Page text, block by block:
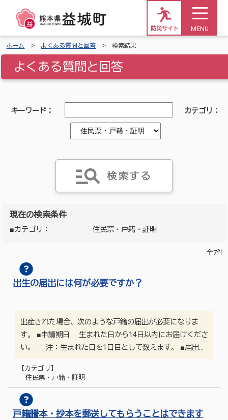
防災サイト MENU
ホーム よくある質問と回答 検索結果
よくある質問と回答
キーワード： カテゴリ：
現在の検索条件
■カテゴリ： 住民票・戸籍・証明
全7件
出生の届出には何が必要ですか？
出産された場合、次のような戸籍の届出が必要になりま
す。 ■申請期日 生まれた日から14日以内にお届けくださ
い。 注：生まれた日を1日目として数えます。 ■届出…
【カテゴリ】
住民票・戸籍・証明
戸籍謄本・抄本を郵送してもらうことはできます